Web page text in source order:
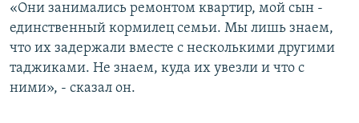
«Они занимались ремонтом квартир, мой сын -
единственный кормилец семьи. Мы лишь знаем,
что их задержали вместе с несколькими другими
таджиками. Не знаем, куда их увезли и что с
ними», - сказал он.